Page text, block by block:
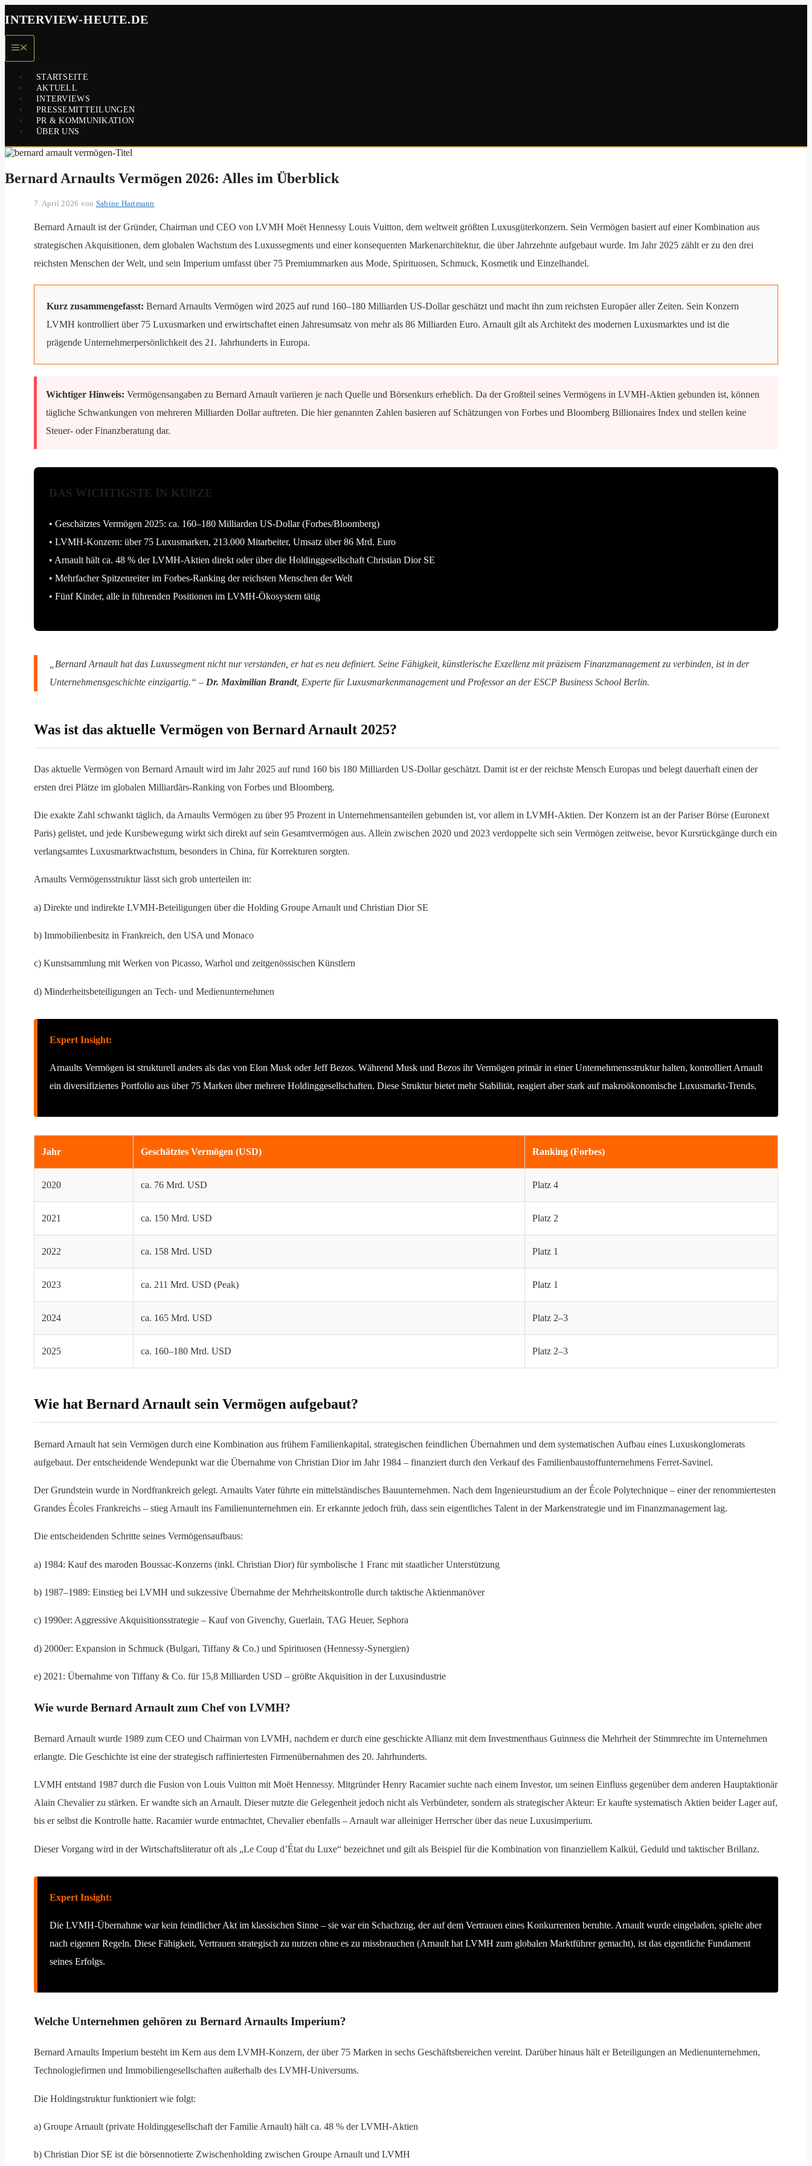
Inhalt
INTERVIEW-HEUTE.DE
Menü
STARTSEITE
AKTUELL
INTERVIEWS
PRESSEMITTEILUNGEN
PR & KOMMUNIKATION
ÜBER UNS
Bernard Arnaults Vermögen 2026: Alles im Überblick
7. April 2026 von Sabine Hartmann
Bernard Arnault ist der Gründer, Chairman und CEO von LVMH Moët Hennessy Louis Vuitton, dem weltweit größten Luxusgüterkonzern. Sein Vermögen basiert auf einer Kombination aus
strategischen Akquisitionen, dem globalen Wachstum des Luxussegments und einer konsequenten Markenarchitektur, die über Jahrzehnte aufgebaut wurde. Im Jahr 2025 zählt er zu den drei
reichsten Menschen der Welt, und sein Imperium umfasst über 75 Premiummarken aus Mode, Spirituosen, Schmuck, Kosmetik und Einzelhandel.
Kurz zusammengefasst: Bernard Arnaults Vermögen wird 2025 auf rund 160–180 Milliarden US-Dollar geschätzt und macht ihn zum reichsten Europäer aller Zeiten. Sein Konzern
LVMH kontrolliert über 75 Luxusmarken und erwirtschaftet einen Jahresumsatz von mehr als 86 Milliarden Euro. Arnault gilt als Architekt des modernen Luxusmarktes und ist die
prägende Unternehmerpersönlichkeit des 21. Jahrhunderts in Europa.
Wichtiger Hinweis: Vermögensangaben zu Bernard Arnault variieren je nach Quelle und Börsenkurs erheblich. Da der Großteil seines Vermögens in LVMH-Aktien gebunden ist, können
tägliche Schwankungen von mehreren Milliarden Dollar auftreten. Die hier genannten Zahlen basieren auf Schätzungen von Forbes und Bloomberg Billionaires Index und stellen keine
Steuer- oder Finanzberatung dar.
DAS WICHTIGSTE IN KÜRZE
• Geschätztes Vermögen 2025: ca. 160–180 Milliarden US-Dollar (Forbes/Bloomberg)
• LVMH-Konzern: über 75 Luxusmarken, 213.000 Mitarbeiter, Umsatz über 86 Mrd. Euro
• Arnault hält ca. 48 % der LVMH-Aktien direkt oder über die Holdinggesellschaft Christian Dior SE
• Mehrfacher Spitzenreiter im Forbes-Ranking der reichsten Menschen der Welt
• Fünf Kinder, alle in führenden Positionen im LVMH-Ökosystem tätig
„Bernard Arnault hat das Luxussegment nicht nur verstanden, er hat es neu definiert. Seine Fähigkeit, künstlerische Exzellenz mit präzisem Finanzmanagement zu verbinden, ist in der
Unternehmensgeschichte einzigartig.“ – Dr. Maximilian Brandt, Experte für Luxusmarkenmanagement und Professor an der ESCP Business School Berlin.
Was ist das aktuelle Vermögen von Bernard Arnault 2025?
Das aktuelle Vermögen von Bernard Arnault wird im Jahr 2025 auf rund 160 bis 180 Milliarden US-Dollar geschätzt. Damit ist er der reichste Mensch Europas und belegt dauerhaft einen der
ersten drei Plätze im globalen Milliardärs-Ranking von Forbes und Bloomberg.
Die exakte Zahl schwankt täglich, da Arnaults Vermögen zu über 95 Prozent in Unternehmensanteilen gebunden ist, vor allem in LVMH-Aktien. Der Konzern ist an der Pariser Börse (Euronext
Paris) gelistet, und jede Kursbewegung wirkt sich direkt auf sein Gesamtvermögen aus. Allein zwischen 2020 und 2023 verdoppelte sich sein Vermögen zeitweise, bevor Kursrückgänge durch ein
verlangsamtes Luxusmarktwachstum, besonders in China, für Korrekturen sorgten.
Arnaults Vermögensstruktur lässt sich grob unterteilen in:
a) Direkte und indirekte LVMH-Beteiligungen über die Holding Groupe Arnault und Christian Dior SE
b) Immobilienbesitz in Frankreich, den USA und Monaco
c) Kunstsammlung mit Werken von Picasso, Warhol und zeitgenössischen Künstlern
d) Minderheitsbeteiligungen an Tech- und Medienunternehmen
Expert Insight:
Arnaults Vermögen ist strukturell anders als das von Elon Musk oder Jeff Bezos. Während Musk und Bezos ihr Vermögen primär in einer Unternehmensstruktur halten, kontrolliert Arnault
ein diversifiziertes Portfolio aus über 75 Marken über mehrere Holdinggesellschaften. Diese Struktur bietet mehr Stabilität, reagiert aber stark auf makroökonomische Luxusmarkt-Trends.
Jahr Geschätztes Vermögen (USD) Ranking (Forbes)
2020 ca. 76 Mrd. USD Platz 4
2021 ca. 150 Mrd. USD Platz 2
2022 ca. 158 Mrd. USD Platz 1
2023 ca. 211 Mrd. USD (Peak) Platz 1
2024 ca. 165 Mrd. USD Platz 2–3
2025 ca. 160–180 Mrd. USD Platz 2–3
Wie hat Bernard Arnault sein Vermögen aufgebaut?
Bernard Arnault hat sein Vermögen durch eine Kombination aus frühem Familienkapital, strategischen feindlichen Übernahmen und dem systematischen Aufbau eines Luxuskonglomerats
aufgebaut. Der entscheidende Wendepunkt war die Übernahme von Christian Dior im Jahr 1984 – finanziert durch den Verkauf des Familienbaustoffunternehmens Ferret-Savinel.
Der Grundstein wurde in Nordfrankreich gelegt. Arnaults Vater führte ein mittelständisches Bauunternehmen. Nach dem Ingenieurstudium an der École Polytechnique – einer der renommiertesten
Grandes Écoles Frankreichs – stieg Arnault ins Familienunternehmen ein. Er erkannte jedoch früh, dass sein eigentliches Talent in der Markenstrategie und im Finanzmanagement lag.
Die entscheidenden Schritte seines Vermögensaufbaus:
a) 1984: Kauf des maroden Boussac-Konzerns (inkl. Christian Dior) für symbolische 1 Franc mit staatlicher Unterstützung
b) 1987–1989: Einstieg bei LVMH und sukzessive Übernahme der Mehrheitskontrolle durch taktische Aktienmanöver
c) 1990er: Aggressive Akquisitionsstrategie – Kauf von Givenchy, Guerlain, TAG Heuer, Sephora
d) 2000er: Expansion in Schmuck (Bulgari, Tiffany & Co.) und Spirituosen (Hennessy-Synergien)
e) 2021: Übernahme von Tiffany & Co. für 15,8 Milliarden USD – größte Akquisition in der Luxusindustrie
Wie wurde Bernard Arnault zum Chef von LVMH?
Bernard Arnault wurde 1989 zum CEO und Chairman von LVMH, nachdem er durch eine geschickte Allianz mit dem Investmenthaus Guinness die Mehrheit der Stimmrechte im Unternehmen
erlangte. Die Geschichte ist eine der strategisch raffiniertesten Firmenübernahmen des 20. Jahrhunderts.
LVMH entstand 1987 durch die Fusion von Louis Vuitton mit Moët Hennessy. Mitgründer Henry Racamier suchte nach einem Investor, um seinen Einfluss gegenüber dem anderen Hauptaktionär
Alain Chevalier zu stärken. Er wandte sich an Arnault. Dieser nutzte die Gelegenheit jedoch nicht als Verbündeter, sondern als strategischer Akteur: Er kaufte systematisch Aktien beider Lager auf,
bis er selbst die Kontrolle hatte. Racamier wurde entmachtet, Chevalier ebenfalls – Arnault war alleiniger Herrscher über das neue Luxusimperium.
Dieser Vorgang wird in der Wirtschaftsliteratur oft als „Le Coup d’État du Luxe“ bezeichnet und gilt als Beispiel für die Kombination von finanziellem Kalkül, Geduld und taktischer Brillanz.
Expert Insight:
Die LVMH-Übernahme war kein feindlicher Akt im klassischen Sinne – sie war ein Schachzug, der auf dem Vertrauen eines Konkurrenten beruhte. Arnault wurde eingeladen, spielte aber
nach eigenen Regeln. Diese Fähigkeit, Vertrauen strategisch zu nutzen ohne es zu missbrauchen (Arnault hat LVMH zum globalen Marktführer gemacht), ist das eigentliche Fundament
seines Erfolgs.
Welche Unternehmen gehören zu Bernard Arnaults Imperium?
Bernard Arnaults Imperium besteht im Kern aus dem LVMH-Konzern, der über 75 Marken in sechs Geschäftsbereichen vereint. Darüber hinaus hält er Beteiligungen an Medienunternehmen,
Technologiefirmen und Immobiliengesellschaften außerhalb des LVMH-Universums.
Die Holdingstruktur funktioniert wie folgt:
a) Groupe Arnault (private Holdinggesellschaft der Familie Arnault) hält ca. 48 % der LVMH-Aktien
b) Christian Dior SE ist die börsennotierte Zwischenholding zwischen Groupe Arnault und LVMH